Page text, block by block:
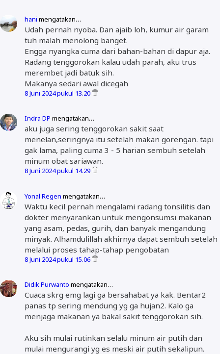
hani mengatakan…
Udah pernah nyoba. Dan ajaib loh, kumur air garam
tuh malah menolong banget.
Engga nyangka cuma dari bahan-bahan di dapur aja.
Radang tenggorokan kalau udah parah, aku trus
merembet jadi batuk sih.
Makanya sedari awal dicegah
8 Juni 2024 pukul 13.20
Indra DP mengatakan…
aku juga sering tenggorokan sakit saat
menelan,seringnya itu setelah makan gorengan. tapi
gak lama, paling cuma 3 - 5 harian sembuh setelah
minum obat sariawan.
8 Juni 2024 pukul 14.29
Yonal Regen mengatakan…
Waktu kecil pernah mengalami radang tonsilitis dan
dokter menyarankan untuk mengonsumsi makanan
yang asam, pedas, gurih, dan banyak mengandung
minyak. Alhamdulillah akhirnya dapat sembuh setelah
melalui proses tahap-tahap pengobatan
8 Juni 2024 pukul 15.06
Didik Purwanto mengatakan…
Cuaca skrg emg lagi ga bersahabat ya kak. Bentar2
panas tp sering mendung yg ga hujan2. Kalo ga
menjaga makanan ya bakal sakit tenggorokan sih.
Aku sih mulai rutinkan selalu minum air putih dan
mulai mengurangi yg es meski air putih sekalipun.